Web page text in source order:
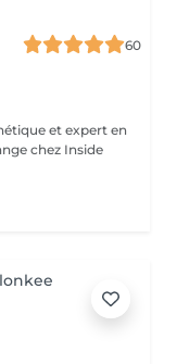
60
et expert en
chez Inside